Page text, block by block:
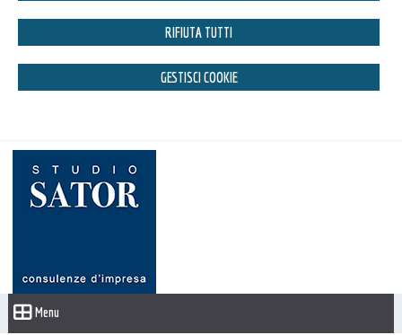
RIFIUTA TUTTI
GESTISCI COOKIE
Menu